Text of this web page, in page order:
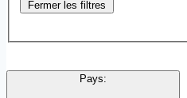
Fermer les filtres
Pays: